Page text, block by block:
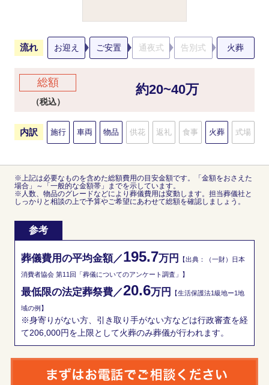
流れ お迎え ご安置 通夜式 告別式 火葬
総額
（税込）
約20~40万
内訳 施行 車両 物品 供花 返礼 食事 火葬 式場
※上記は必要なものを含めた総額費用の目安金額です。「金額をおさえた
場合」～「一般的な金額帯」までを示しています。
※人数、物品のグレードなどにより葬儀費用は変動します。担当葬儀社と
しっかりと相談の上で予算やご希望にあわせて総額を確認しましょう。
参考
葬儀費用の平均金額／195.7万円 【出典：（一財）日本
消費者協会 第11回「葬儀についてのアンケート調査」】
最低限の法定葬祭費／20.6万円 【生活保護法1級地ー1地
域の例】
※身寄りがない方、引き取り手がない方などは行政審査を経
て206,000円を上限として火葬のみ葬儀が行われます。